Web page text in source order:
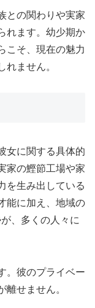
との関わりや実家
れます。幼少期か
こそ、現在の魅力
れません。
女に関する具体的
家の鰹節工場や家
を生み出している
能に加え、地域の
、多くの人々に
。彼のプライベー
離せません。